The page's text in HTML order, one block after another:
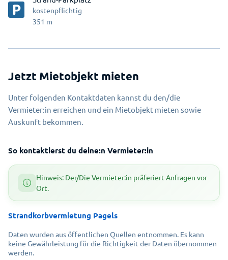
kostenpflichtig
351 m
Jetzt Mietobjekt mieten
Unter folgenden Kontaktdaten kannst du den/die
Vermieter:in erreichen und ein Mietobjekt mieten sowie
Auskunft bekommen.
So kontaktierst du deine:n Vermieter:in
Hinweis: Der/Die Vermieter:in präferiert Anfragen vor
Ort.
Strandkorbvermietung Pagels
Daten wurden aus öffentlichen Quellen entnommen. Es kann
keine Gewährleistung für die Richtigkeit der Daten übernommen
werden.